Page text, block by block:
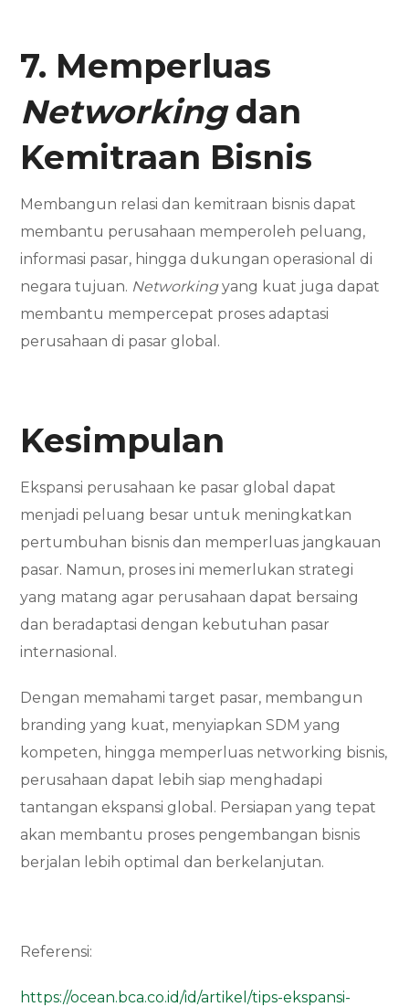
7. Memperluas
Networkingdan
Kemitraan Bisnis
Membangun relasi dan kemitraan bisnis dapat
membantu perusahaan memperoleh peluang,
informasi pasar, hingga dukungan operasional di
negara tujuan. Networkingyang kuat juga dapat
membantu mempercepat proses adaptasi
perusahaan di pasar global.
Kesimpulan
Ekspansi perusahaan ke pasar global dapat
menjadi peluang besar untuk meningkatkan
pertumbuhan bisnis dan memperluas jangkauan
pasar. Namun, proses ini memerlukan strategi
yang matang agar perusahaan dapat bersaing
dan beradaptasi dengan kebutuhan pasar
internasional.
Dengan memahami target pasar, membangun
branding yang kuat, menyiapkan SDM yang
kompeten, hingga memperluas networking bisnis,
perusahaan dapat lebih siap menghadapi
tantangan ekspansi global. Persiapan yang tepat
akan membantu proses pengembangan bisnis
berjalan lebih optimal dan berkelanjutan.
Referensi:
https://ocean.bca.co.id/id/artikel/tips-ekspansi-